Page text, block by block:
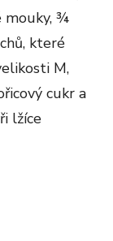
mouky, ¾
které
M,
cukr a
lžíce